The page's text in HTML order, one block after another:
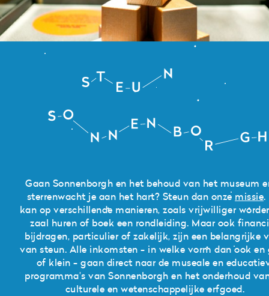
Zoeken
Zonnenburg 2
3512 NL Utrecht
info@sonnenborgh.nl
Sonnenborgh
Gaan Sonnenborgh en het behoud van het museum
sterrenwacht je aan het hart? Steun dan onze missie.
kan op verschillende manieren, zoals vrijwilliger
zaal huren of boek een rondleiding. Maar ook
bijdragen, particulier of zakelijk, zijn een belangrijke
van steun. Alle inkomsten - in welke vorm dan ook en
of klein - gaan direct naar de museale en
programma's van Sonnenborgh en het onderhoud
culturele en wetenschappelijke erfgoed.